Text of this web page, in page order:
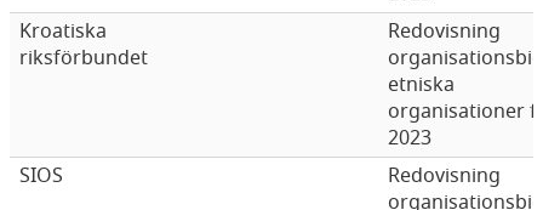
Kroatiska
riksförbundet
Redovisning
etniska
organisationer
2023
SIOS
Redovisning